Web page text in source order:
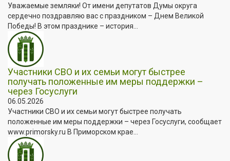
Уважаемые земляки! От имени депутатов Думы округа
сердечно поздравляю вас с праздником – Днем Великой
Победы! В этом празднике – история...
Участники СВО и их семьи могут быстрее
получать положенные им меры поддержки –
через Госуслуги
06.05.2026
Участники СВО и их семьи могут быстрее получать
положенные им меры поддержки – через Госуслуги, сообщает
www.primorsky.ru В Приморском крае...